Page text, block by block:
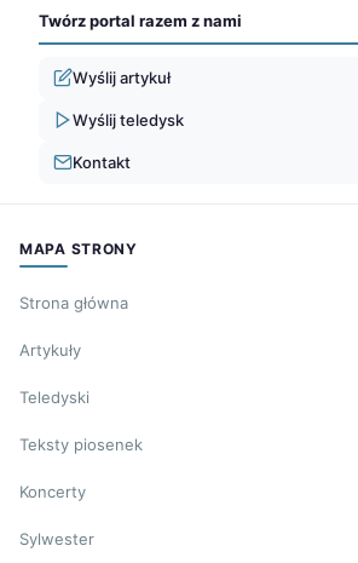
Twórz portal razem z nami
Wyślij artykuł
Wyślij teledysk
Kontakt
MAPA STRONY
Strona główna
Artykuły
Teledyski
Teksty piosenek
Koncerty
Sylwester